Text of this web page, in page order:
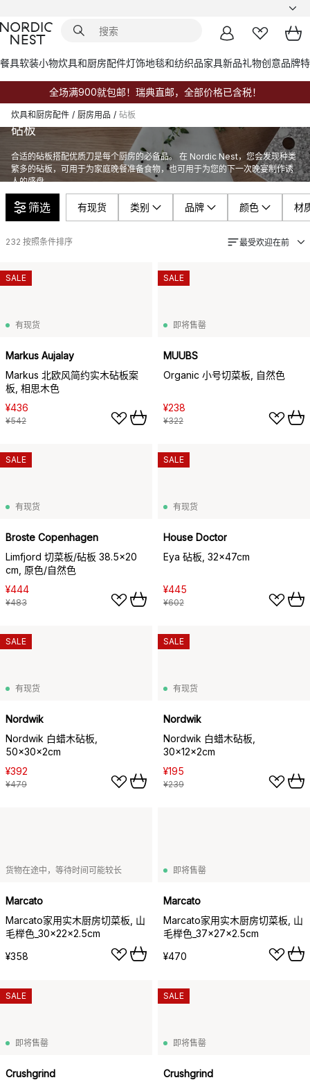
餐具软装小物炊具和厨房配件灯饰地毯和纺织品家具新品礼物创意品牌
全场满900就包邮！瑞典直邮，全部价格已含税！
炊具和厨房配件 / 厨房用品 / 砧板
砧板
合适的砧板搭配优质刀是每个厨房的必备品。 在 Nordic Nest，您会发现种类
繁多的砧板，可用于为家庭晚餐准备食物，也可用于为您的下一次晚宴制作诱
人的盛盘。
筛选 有现货 类别 品牌 颜色 材
232 按照条件排序 最受欢迎在前
有现货
Markus Aujalay
Markus 北欧风简约实木砧板案
板, 相思木色
¥436
¥542
SALE
即将售罄
MUUBS
Organic 小号切菜板, 自然色
¥238
¥322
SALE
有现货
Broste Copenhagen
Limfjord 切菜板/砧板 38.5x20
cm, 原色/自然色
¥444
¥483
SALE
有现货
House Doctor
Eya 砧板, 32x47cm
¥445
¥602
SALE
有现货
Nordwik
Nordwik 白蜡木砧板,
50x30x2cm
¥392
¥479
SALE
有现货
Nordwik
Nordwik 白蜡木砧板,
30x12x2cm
¥195
¥239
SALE
货物在途中，等待时间可能较长
Marcato
Marcato家用实木厨房切菜板, 山
毛榉色_30x22x2.5cm
¥358
即将售罄
Marcato
Marcato家用实木厨房切菜板, 山
毛榉色_37x27x2.5cm
¥470
即将售罄
Crushgrind
SALE
即将售罄
Crushgrind
SALE